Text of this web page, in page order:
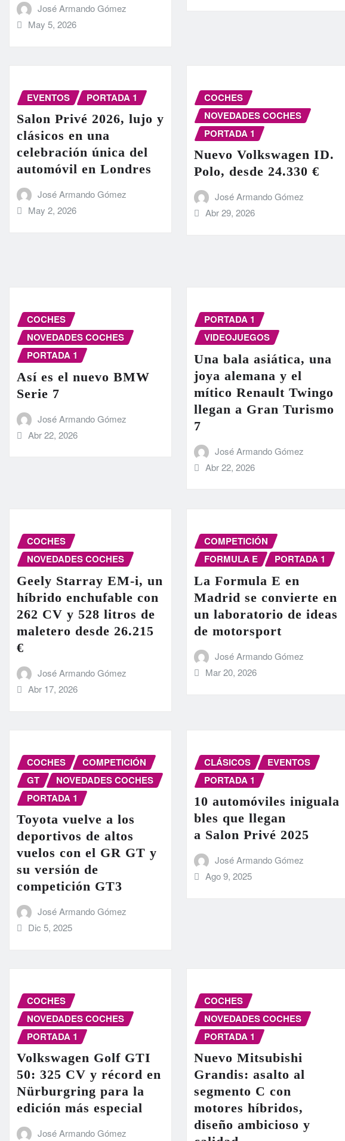
José Armando Gómez
May 5, 2026
EVENTOS PORTADA 1
Salon Privé 2026, lujo y
clásicos en una
celebración única del
automóvil en Londres
José Armando Gómez
May 2, 2026
COCHES
NOVEDADES COCHES
PORTADA 1
Nuevo Volkswagen ID.
Polo, desde 24.330 €
José Armando Gómez
Abr 29, 2026
COCHES
NOVEDADES COCHES
PORTADA 1
Así es el nuevo BMW
Serie 7
José Armando Gómez
Abr 22, 2026
PORTADA 1
VIDEOJUEGOS
Una bala asiática, una
joya alemana y el
mítico Renault Twingo
llegan a Gran Turismo
7
José Armando Gómez
Abr 22, 2026
COCHES
NOVEDADES COCHES
Geely Starray EM-i, un
híbrido enchufable con
262 CV y 528 litros de
maletero desde 26.215
€
José Armando Gómez
Abr 17, 2026
COMPETICIÓN
FORMULA E
PORTADA 1
La Formula E en
Madrid se convierte en
un laboratorio de ideas
de motorsport
José Armando Gómez
Mar 20, 2026
COCHES
COMPETICIÓN
GT
NOVEDADES COCHES
PORTADA 1
Toyota vuelve a los
deportivos de altos
vuelos con el GR GT y
su versión de
competición GT3
José Armando Gómez
Dic 5, 2025
CLÁSICOS
EVENTOS
PORTADA 1
10 automóviles iniguala
bles que llegan
a Salon Privé 2025
José Armando Gómez
Ago 9, 2025
COCHES
NOVEDADES COCHES
PORTADA 1
Volkswagen Golf GTI
50: 325 CV y récord en
Nürburgring para la
edición más especial
José Armando Gómez
COCHES
NOVEDADES COCHES
PORTADA 1
Nuevo Mitsubishi
Grandis: asalto al
segmento C con
motores híbridos,
diseño ambicioso y